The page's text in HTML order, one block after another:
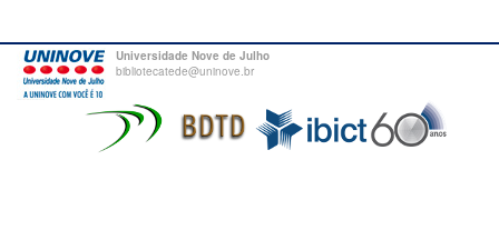
Universidade Nove de Julho
bibliotecatede@uninove.br